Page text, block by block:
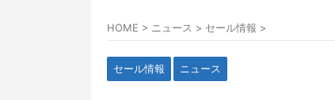
HOME > ニュース > セール情報 >
セール情報 ニュース